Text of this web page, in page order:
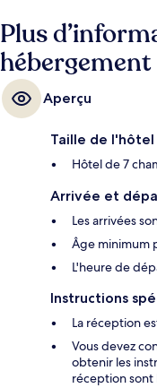
Plus
hébergement
Aperçu
Taille de l'hôtel
Hôtel de 7
Arrivée et
Les arrivées
Âge minimum
L'heure de
Instructions
La réception
Vous devez
obtenir les
réception sont